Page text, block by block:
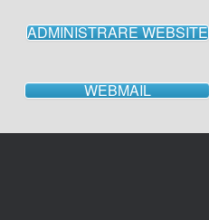
ADMINISTRARE WEBSITE
WEBMAIL